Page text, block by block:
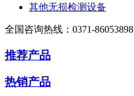
其他无损检测设备
全国咨询热线： 0371-86053898
推荐产品
热销产品